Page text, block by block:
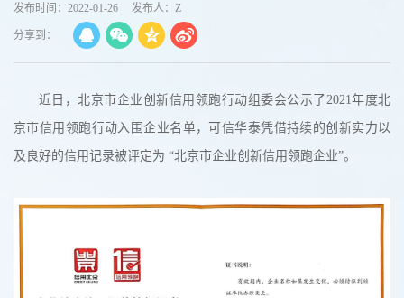
发布时间：2022-01-26 发布人：Z
分享到：
近日，北京市企业创新信用领跑行动组委会公示了2021年度北
京市信用领跑行动入围企业名单，可信华泰凭借持续的创新实力以
及良好的信用记录被评定为 “北京市企业创新信用领跑企业”。